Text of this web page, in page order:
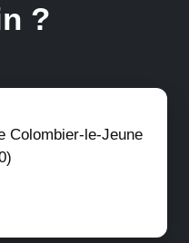
?
Colombier-le-Jeune